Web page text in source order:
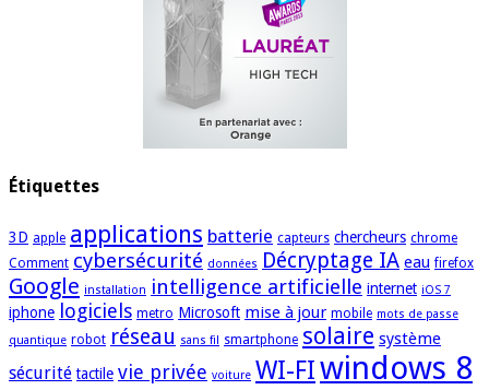
Étiquettes
3D apple applications batterie capteurs chercheurs chrome
Comment cybersécurité données Décryptage IA eau firefox
Google installation intelligence artificielle internet iOS 7
iphone logiciels metro Microsoft mise à jour mobile mots de passe
quantique robot réseau sans fil smartphone solaire système
sécurité tactile vie privée voiture WI-FIwindows 8